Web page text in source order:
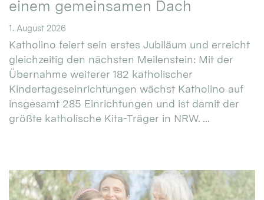
einem gemeinsamen Dach
1. August 2026
Katholino feiert sein erstes Jubiläum und erreicht
gleichzeitig den nächsten Meilenstein: Mit der
Übernahme weiterer 182 katholischer
Kindertageseinrichtungen wächst Katholino auf
insgesamt 285 Einrichtungen und ist damit der
größte katholische Kita-Träger in NRW. ...